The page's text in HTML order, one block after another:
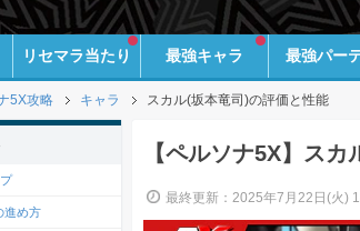
リセマラ当たり 最強キャラ 最強パー
5X攻略 キャラ スカル(坂本竜司)の評価と性能
【ペルソナ5X】ス
最終更新：2025年7月22日(火)
進め方